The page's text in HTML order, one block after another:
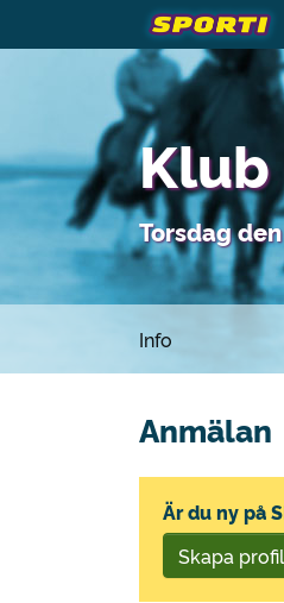
Klub
Torsdag
Info
Anmälan
Är du ny på
Skapa profil